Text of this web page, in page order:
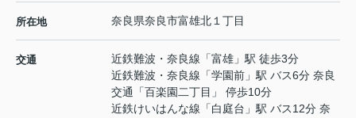
所在地 奈良県奈良市富雄北 １丁目
交通 近鉄難波・奈良線 「富雄 」駅 徒歩3分
近鉄難波・奈良線 「学園前 」駅 バス6分 奈良
交通「百楽園二丁目」 停歩10分
近鉄けいはんな線 「白庭台 」駅 バス12分 奈